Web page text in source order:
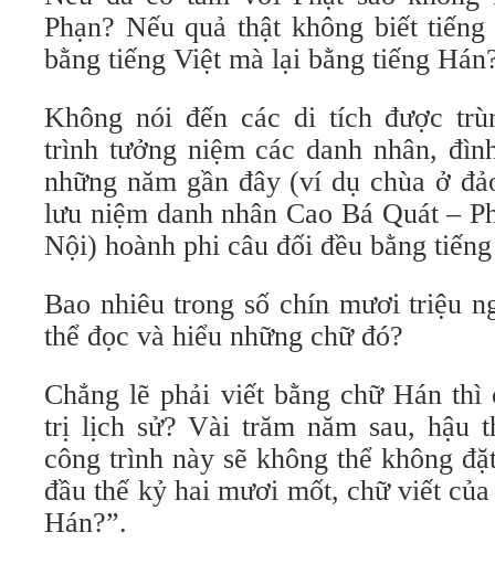
Phạn? Nếu quả thật không biết
bằng tiếng Việt mà lại bằng tiếng
Không nói đến các di tích được
trình tưởng niệm các danh nhân,
những năm gần đây (ví dụ chùa ở
lưu niệm danh nhân Cao Bá Quát –
Nội) hoành phi câu đối đều bằng
Bao nhiêu trong số chín mươi triệu
thể đọc và hiểu những chữ đó?
Chẳng lẽ phải viết bằng chữ Hán
trị lịch sử? Vài trăm năm sau, hậu
công trình này sẽ không thể không
đầu thế kỷ hai mươi mốt, chữ viết
Hán?”.